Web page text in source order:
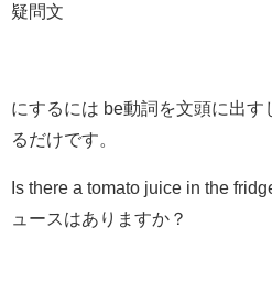
疑問文
にするには be動詞を文頭に出す
るだけです。
Is there a tomato juice in the
ュースはありますか？